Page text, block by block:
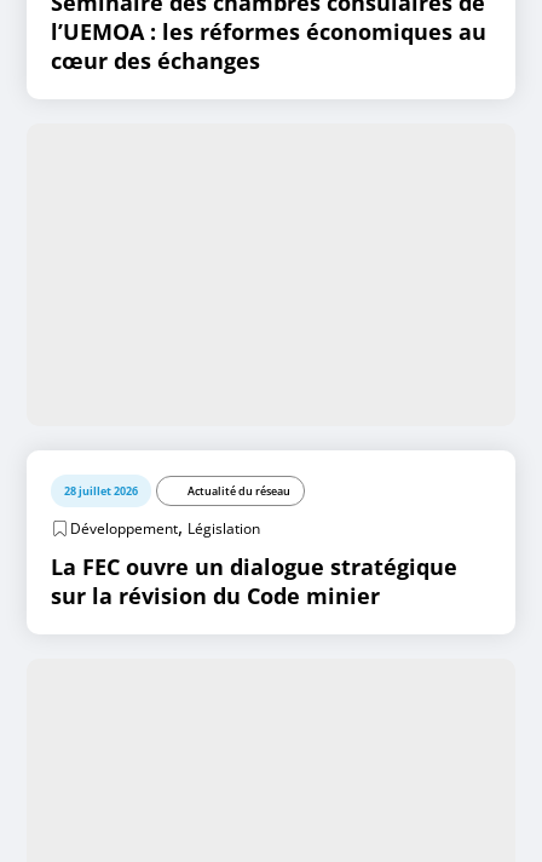
l’UEMOA : les réformes économiques au
cœur des échanges
28 juillet 2026 Actualité du réseau
Développement, Législation
La FEC ouvre un dialogue stratégique
sur la révision du Code minier